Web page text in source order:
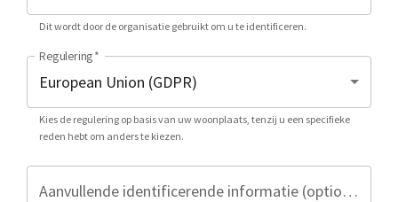
Dit wordt door de organisatie gebruikt om u te identificeren.
Regulering*
Kies de regulering op basis van uw woonplaats, tenzij u een specifieke
reden hebt om anders te kiezen.
Aanvullende identificerende informatie (optioneel)